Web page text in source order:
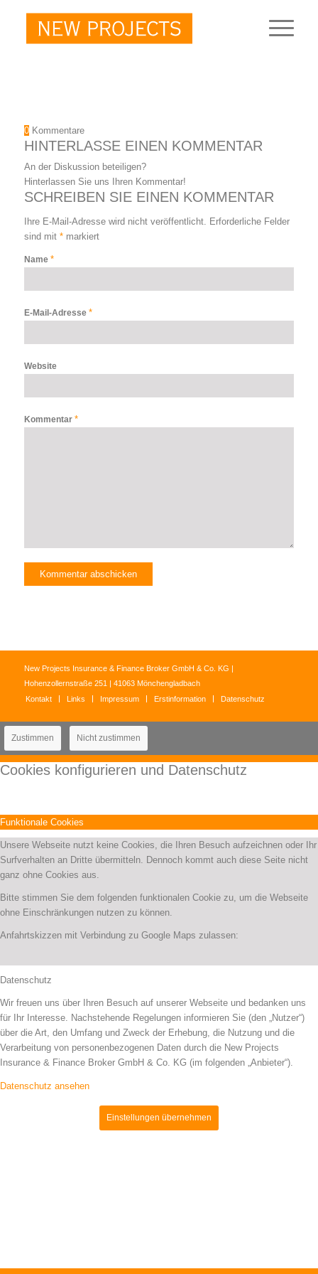
0 Kommentare
HINTERLASSE EINEN KOMMENTAR
An der Diskussion beteiligen?
Hinterlassen Sie uns Ihren Kommentar!
SCHREIBEN SIE EINEN KOMMENTAR
Ihre E-Mail-Adresse wird nicht veröffentlicht. Erforderliche Felder
sind mit *markiert
Name *
E-Mail-Adresse *
Website
Kommentar *
New Projects Insurance & Finance Broker GmbH & Co. KG |
Hohenzollernstraße 251 | 41063 Mönchengladbach
Kontakt
Links Impressum Erstinformation Datenschutz
Zustimmen Nicht zustimmen
Cookies konfigurieren und Datenschutz
Funktionale Cookies
Unsere Webseite nutzt keine Cookies, die Ihren Besuch aufzeichnen oder Ihr
Surfverhalten an Dritte übermitteln. Dennoch kommt auch diese Seite nicht
ganz ohne Cookies aus.
Bitte stimmen Sie dem folgenden funktionalen Cookie zu, um die Webseite
ohne Einschränkungen nutzen zu können.
Anfahrtskizzen mit Verbindung zu Google Maps zulassen:
Datenschutz
Wir freuen uns über Ihren Besuch auf unserer Webseite und bedanken uns
für Ihr Interesse. Nachstehende Regelungen informieren Sie (den „Nutzer“)
über die Art, den Umfang und Zweck der Erhebung, die Nutzung und die
Verarbeitung von personenbezogenen Daten durch die New Projects
Insurance & Finance Broker GmbH & Co. KG (im folgenden „Anbieter“).
Datenschutz ansehen
Einstellungen übernehmen